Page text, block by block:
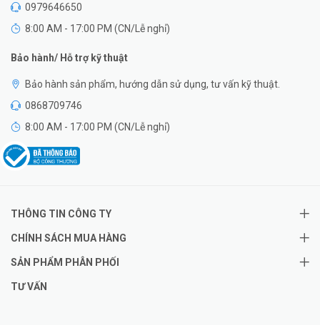
0979646650
8:00 AM - 17:00 PM (CN/Lễ nghỉ)
Bảo hành/ Hỗ trợ kỹ thuật
Bảo hành sản phẩm, hướng dẫn sử dụng, tư vấn kỹ thuật.
0868709746
8:00 AM - 17:00 PM (CN/Lễ nghỉ)
THÔNG TIN CÔNG TY
CHÍNH SÁCH MUA HÀNG
SẢN PHẨM PHÂN PHỐI
TƯ VẤN